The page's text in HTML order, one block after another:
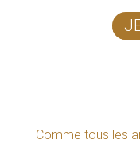
Comme tous les